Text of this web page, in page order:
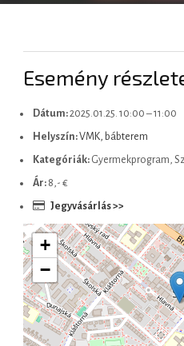
Esemény
Dátum:2025.01.25. 10:00–11:00
Helyszín:VMK, bábterem
Kategóriák: Gyermekprogram,
Ár: 8,- €
Jegyvásárlás >>
+
−